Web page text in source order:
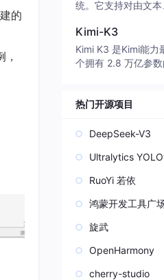
的
edit code, run
统。它支持对由文
并能生成分辨率高
秒的带原生立体声
面向任务泛化的系统
模态指令。
Kimi-K3
Kimi K3 是Kimi能力
个拥有 2.8 万亿参
热门开源项目
DeepSeek-V3
Ultralytics
RuoYi 若依
鸿蒙开发工具广
旋武
OpenHarmony
cherry-studio